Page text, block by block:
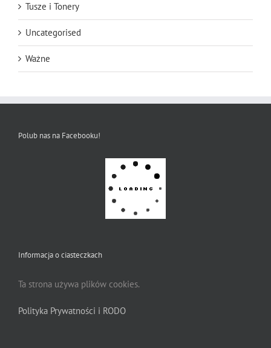
Tusze i Tonery
Uncategorised
Ważne
Polub nas na Facebooku!
Informacja o ciasteczkach
Ta strona używa plików cookies.
Polityka Prywatności i RODO